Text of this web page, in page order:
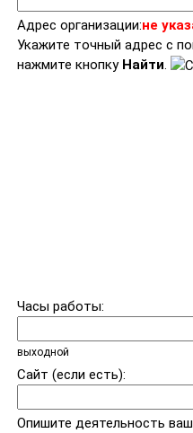
Адрес организации:не
Укажите точный адрес с
нажмите кнопку Найти.
Часы работы:
выходной
Сайт (если есть):
Опишите деятельность